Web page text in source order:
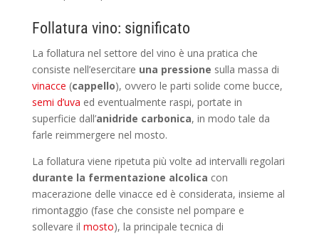
Follatura vino: significato
La follatura nel settore del vino è una pratica che
consiste nell’esercitare una pressione sulla massa di
vinacce (cappello), ovvero le parti solide come bucce,
semi d’uva ed eventualmente raspi, portate in
superficie dall’anidride carbonica, in modo tale da
farle reimmergere nel mosto.
La follatura viene ripetuta più volte ad intervalli regolari
durante la fermentazione alcolica con
macerazione delle vinacce ed è considerata, insieme al
rimontaggio (fase che consiste nel pompare e
sollevare il mosto), la principale tecnica di